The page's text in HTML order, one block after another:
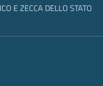
E ZECCA DELLO STATO